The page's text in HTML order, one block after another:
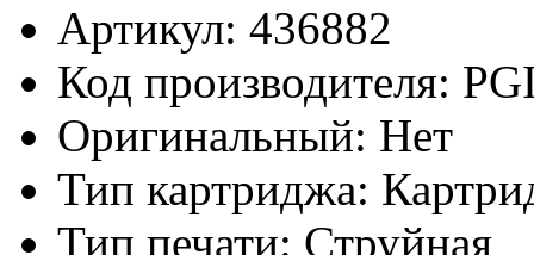
Артикул: 436882
Код производителя:
Оригинальный: Нет
Тип картриджа:
Тип печати: Струйная